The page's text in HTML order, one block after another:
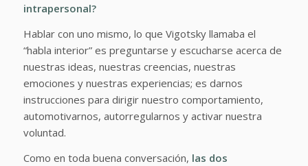
intrapersonal?
Hablar con uno mismo, lo que Vigotsky llamaba el
“habla interior” es preguntarse y escucharse acerca de
nuestras ideas, nuestras creencias, nuestras
emociones y nuestras experiencias; es darnos
instrucciones para dirigir nuestro comportamiento,
automotivarnos, autorregularnos y activar nuestra
voluntad.
Como en toda buena conversación, las dos